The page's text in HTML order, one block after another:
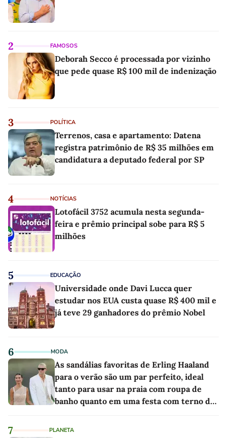
2 FAMOSOS
Deborah Secco é processada por vizinho
que pede quase R$ 100 mil de indenização
3 POLÍTICA
Terrenos, casa e apartamento: Datena
registra patrimônio de R$ 35 milhões em
candidatura a deputado federal por SP
4 NOTÍCIAS
Lotofácil 3752 acumula nesta segunda-
feira e prêmio principal sobe para R$ 5
milhões
5 EDUCAÇÃO
Universidade onde Davi Lucca quer
estudar nos EUA custa quase R$ 400 mil e
já teve 29 ganhadores do prêmio Nobel
6 MODA
As sandálias favoritas de Erling Haaland
para o verão são um par perfeito, ideal
tanto para usar na praia com roupa de
banho quanto em uma festa com terno de
7 PLANETA